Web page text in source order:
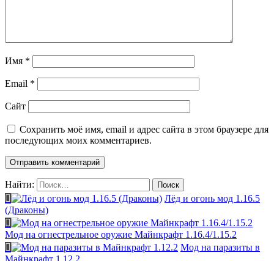
Имя *
Email *
Сайт
Сохранить моё имя, email и адрес сайта в этом браузере для
последующих моих комментариев.
Найти:
Лёд и огонь мод 1.16.5
(Драконы)
Мод на огнестрельное оружие Майнкрафт 1.16.4/1.15.2
Мод на паразиты в
Майнкрафт 1.12.2